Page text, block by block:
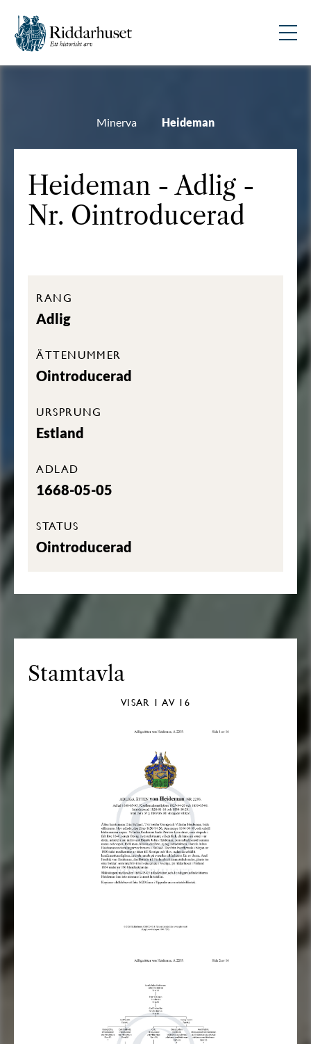
Minerva Heideman
Heideman - Adlig -
Nr. Ointroducerad
RANG
Adlig
ÄTTENUMMER
Ointroducerad
URSPRUNG
Estland
ADLAD
1668-05-05
STATUS
Ointroducerad
Stamtavla
VISAR 1 AV 16